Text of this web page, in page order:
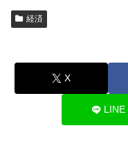
経済
X
LINE